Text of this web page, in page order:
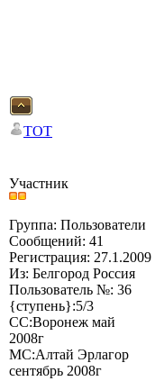
TOT
Участник
Группа: Пользователи
Сообщений: 41
Регистрация: 27.1.2009
Из: Белгород Россия
Пользователь №: 36
{ступень}:5/3
СС:Воронеж май
2008г
МС:Алтай Эрлагор
сентябрь 2008г